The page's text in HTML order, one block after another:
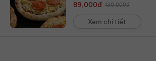
89,000đ 130,000đ
Xem chi tiết